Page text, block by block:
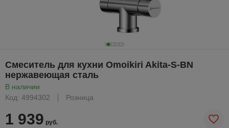
Смеситель для кухни Omoikiri Akita-S-BN
нержавеющая сталь
В наличии
Код: 4994302
Розница
1 939 руб.